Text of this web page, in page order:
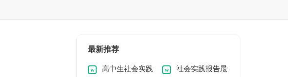
最新推荐
高中生社会实践 社会实践报告最